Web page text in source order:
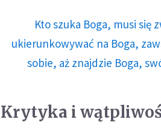
Kto szuka Boga, musi się
ukierunkowywać na Boga,
sobie, aż znajdzie Boga,
Krytyka i